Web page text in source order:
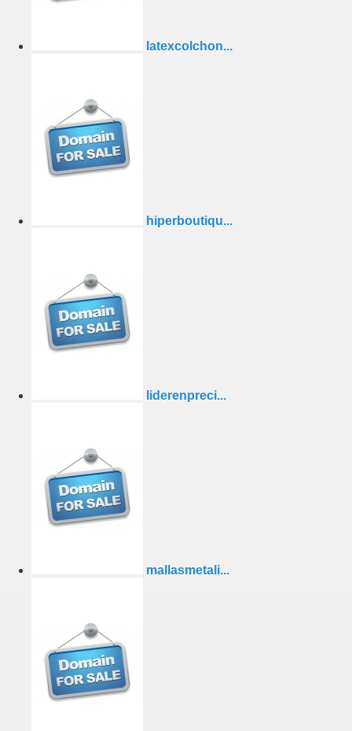
latexcolchon...
hiperboutiqu...
liderenpreci...
mallasmetali...